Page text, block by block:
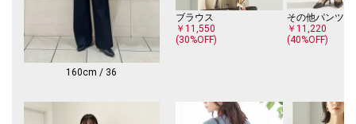
お色味は、物撮り画像をご参考にしてください。
※末永く愛用頂く為に、アテンションタグを必ずご確認の上、着用又はお
取り扱いください。
※画像の商品はサンプルです。
実際の商品と仕様、加工、サイズが若干異なる場合がございます。
160cm / 36
ブラウス
￥11,550
(30%OFF)
その他パンツ
￥11,220
(40%OFF)